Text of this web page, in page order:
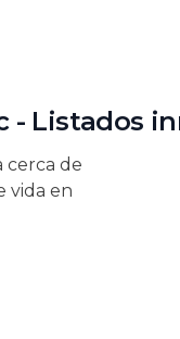
- Listados
cerca de
vida en